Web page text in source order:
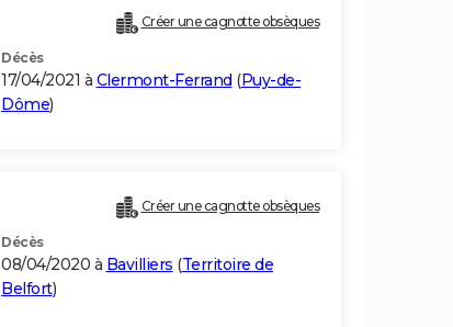
Créer une cagnotte obsèques
Décès
17/04/2021 à Clermont-Ferrand (Puy-de-
Dôme)
Créer une cagnotte obsèques
Décès
08/04/2020 à Bavilliers (Territoire de
Belfort)